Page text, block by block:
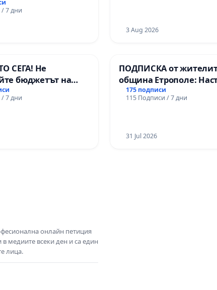
7 дни
3 Aug 2026
СЕГА! Не
бюджетът на
парите и
в тъмното
7 дни
ПОДПИСКА от
община Етрополе:
за ясни гаранции от
МЕД” АД и от
175 подписи
115 Подписи / 7 дни
31 Jul 2026
онлайн петиция
медиите всеки ден и са един
лица.